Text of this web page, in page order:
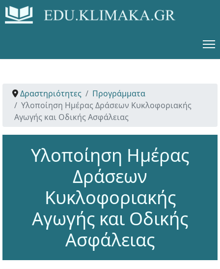
Δραστηριότητες
Προγράμματα
Υλοποίηση Ημέρας Δράσεων Κυκλοφοριακής
Αγωγής και Οδικής Ασφάλειας
Υλοποίηση Ημέρας
Δράσεων
Κυκλοφοριακής
Αγωγής και Οδικής
Ασφάλειας